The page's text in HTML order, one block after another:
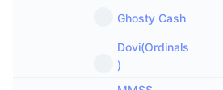
Ghosty Cash
Dovi(Ordinals
)